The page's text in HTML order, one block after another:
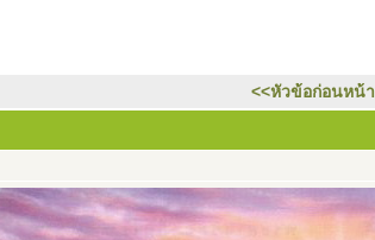
<<หัวข้อก่อนหน้า